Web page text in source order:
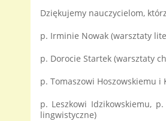
Dziękujemy nauczycielom,
p. Irminie Nowak (warsztaty
p. Dorocie Startek (warsztaty
p. Tomaszowi Hoszowskiemu
p. Leszkowi Idzikowskiemu,
lingwistyczne)